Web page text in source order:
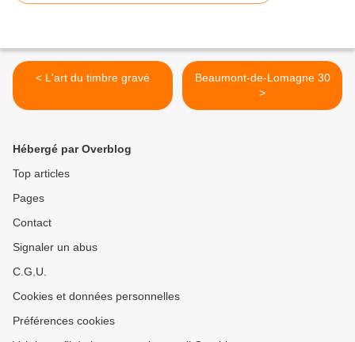
< L'art du timbre gravé
Beaumont-de-Lomagne 30
>
Hébergé par Overblog
Top articles
Pages
Contact
Signaler un abus
C.G.U.
Cookies et données personnelles
Préférences cookies